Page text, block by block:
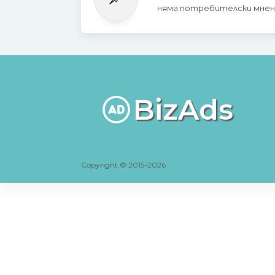
няма потребителски
BizAds
Copyright © 2015-2026